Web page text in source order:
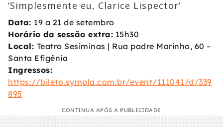
‘Simplesmente eu, Clarice Lispector’
Data: 19 a 21 de setembro
Horário da sessão extra: 15h30
Local: Teatro Sesiminas | Rua padre Marinho, 60 –
Santa Efigênia
Ingressos:
https://bileto.sympla.com.br/event/111041/d/339
895
CONTINUA APÓS A PUBLICIDADE